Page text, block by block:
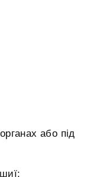
або під